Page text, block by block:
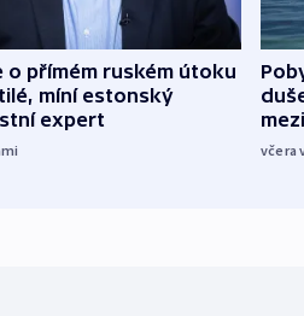
o přímém ruském útoku
míní estonský
expert
včera